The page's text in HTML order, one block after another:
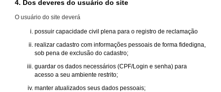
4. Dos deveres do usuário do site
O usuário do site deverá
possuir capacidade civil plena para o registro de reclamação
realizar cadastro com informações pessoais de forma fidedigna,
sob pena de exclusão do cadastro;
guardar os dados necessários (CPF/Login e senha) para
acesso a seu ambiente restrito;
manter atualizados seus dados pessoais;